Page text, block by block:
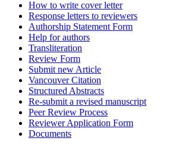
How to write cover letter
Response letters to reviewers
Authorship Statement Form
Help for authors
Transliteration
Review Form
Submit new Article
Vancouver Citation
Structured Abstracts
Re-submit a revised manuscript
Peer Review Process
Reviewer Application Form
Documents